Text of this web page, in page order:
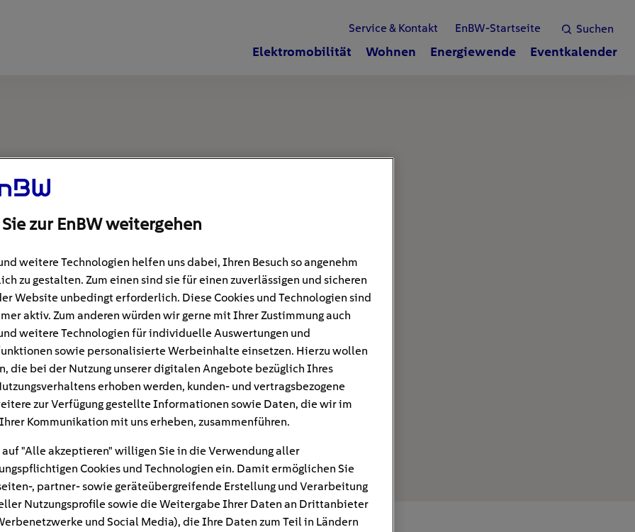
Suchen
Service & Kontakt EnBW-Startseite
Elektromobilität Wohnen Energiewende Eventkalender
zur EnBW weitergehen
weitere Technologien helfen uns dabei, Ihren Besuch so angenehm
zu gestalten. Zum einen sind sie für einen zuverlässigen und sicheren
Website unbedingt erforderlich. Diese Cookies und Technologien sind
aktiv. Zum anderen würden wir gerne mit Ihrer Zustimmung auch
weitere Technologien für individuelle Auswertungen und
sowie personalisierte Werbeinhalte einsetzen. Hierzu wollen
die bei der Nutzung unserer digitalen Angebote bezüglich Ihres
erhoben werden, kunden- und vertragsbezogene
zur Verfügung gestellte Informationen sowie Daten, die wir im
Kommunikation mit uns erheben, zusammenführen.
"Alle akzeptieren" willigen Sie in die Verwendung aller
Cookies und Technologien ein. Damit ermöglichen Sie
, partner- sowie geräteübergreifende Erstellung und Verarbeitung
Nutzungsprofile sowie die Weitergabe Ihrer Daten an Drittanbieter
und Social Media), die Ihre Daten zum Teil in Ländern